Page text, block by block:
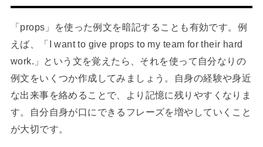
「props」を使った例文を暗記することも有効です。例
えば、「I want to give props to my team for their hard
work.」という文を覚えたら、それを使って自分なりの
例文をいくつか作成してみましょう。自身の経験や身近
な出来事を絡めることで、より記憶に残りやすくなりま
す。自分自身が口にできるフレーズを増やしていくこと
が大切です。